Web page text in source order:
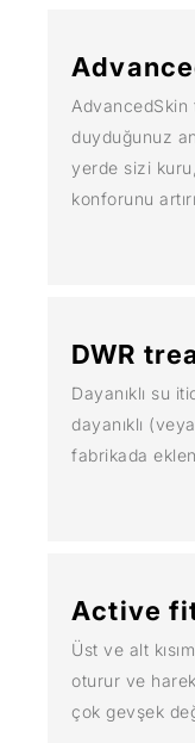
AdvancedSkin
duyduğunuz
yerde sizi
konforunu
DWR
Dayanıklı su
dayanıklı
fabrikada
Active
Üst ve alt
oturur ve
çok gevşek